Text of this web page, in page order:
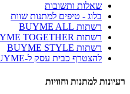
שאלות ותשובות
בלוג - טיפים למתנות שוות
רשתות BUYME ALL
רשתות BUYME TOGETHER
רשתות BUYME STYLE
להצטרף כבית עסק ל-BUYME
רעיונות למתנות וחוויות